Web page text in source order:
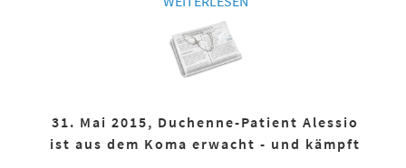
31. Mai 2015, Duchenne-Patient Alessio
ist aus dem Koma erwacht - und kämpft